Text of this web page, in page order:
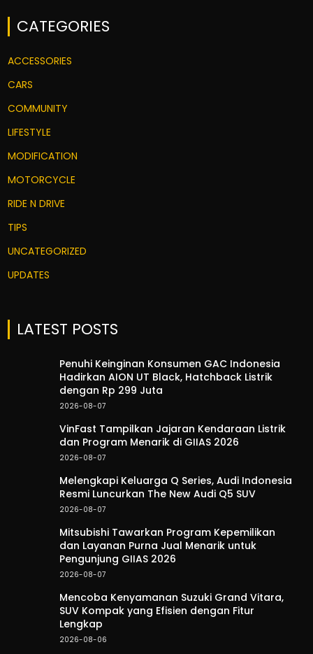
CATEGORIES
ACCESSORIES
CARS
COMMUNITY
LIFESTYLE
MODIFICATION
MOTORCYCLE
RIDE N DRIVE
TIPS
UNCATEGORIZED
UPDATES
LATEST POSTS
Penuhi Keinginan Konsumen GAC Indonesia
Hadirkan AION UT Black, Hatchback Listrik
dengan Rp 299 Juta
2026-08-07
VinFast Tampilkan Jajaran Kendaraan Listrik
dan Program Menarik di GIIAS 2026
2026-08-07
Melengkapi Keluarga Q Series, Audi Indonesia
Resmi Luncurkan The New Audi Q5 SUV
2026-08-07
Mitsubishi Tawarkan Program Kepemilikan
dan Layanan Purna Jual Menarik untuk
Pengunjung GIIAS 2026
2026-08-07
Mencoba Kenyamanan Suzuki Grand Vitara,
SUV Kompak yang Efisien dengan Fitur
Lengkap
2026-08-06